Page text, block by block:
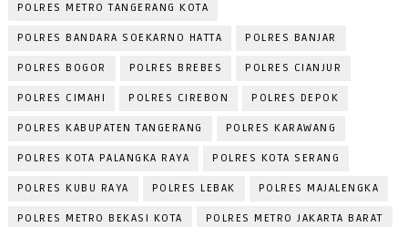
POLRES METRO TANGERANG KOTA
POLRES BANDARA SOEKARNO HATTA POLRES BANJAR
POLRES BOGOR POLRES BREBES POLRES CIANJUR
POLRES CIMAHI POLRES CIREBON POLRES DEPOK
POLRES KABUPATEN TANGERANG POLRES KARAWANG
POLRES KOTA PALANGKA RAYA POLRES KOTA SERANG
POLRES KUBU RAYA POLRES LEBAK POLRES MAJALENGKA
POLRES METRO BEKASI KOTA POLRES METRO JAKARTA BARAT